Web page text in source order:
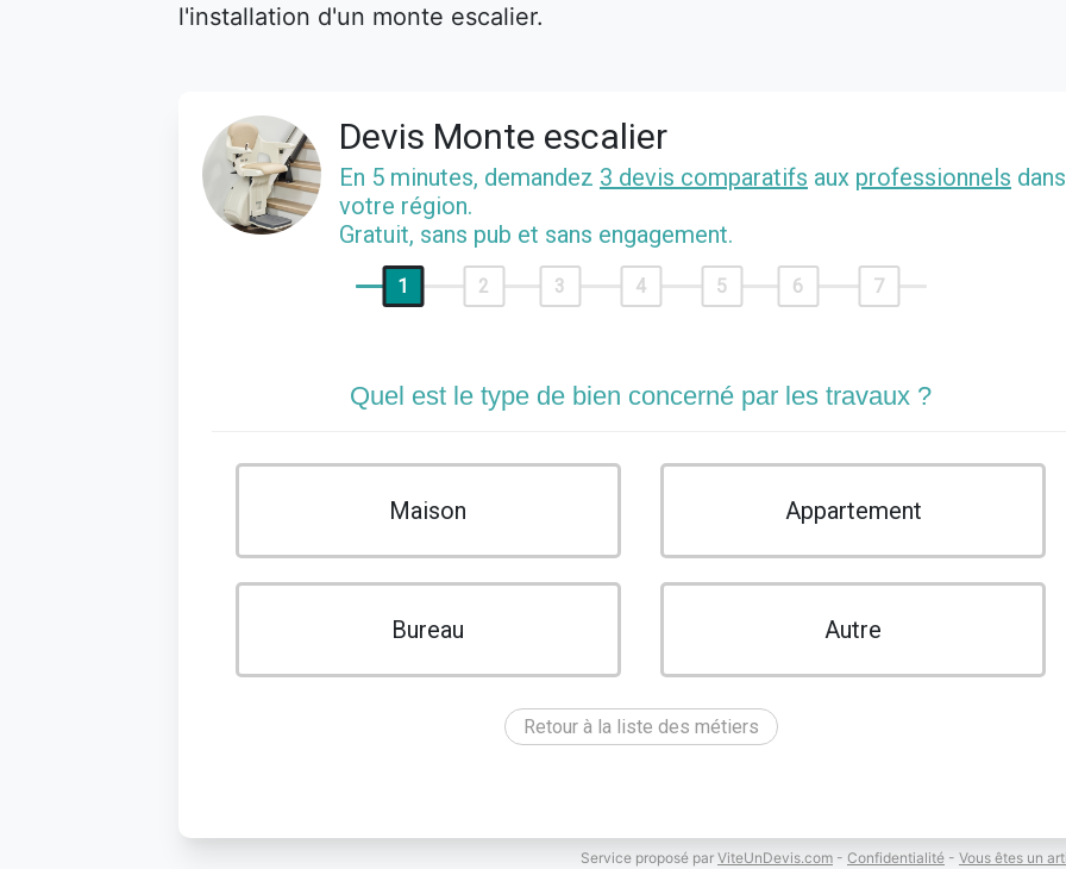
l'installation d'un monte escalier.
Devis Monte escalier
En 5 minutes, demandez 3 devis comparatifs aux professionnels dans
votre région.
Gratuit, sans pub et sans engagement.
1 2 3 4 5 6 7
Quel est le type de bien concerné par les travaux ?
Maison Appartement
Bureau Autre
Retour à la liste des métiers
Service proposé par ViteUnDevis.com - Confidentialité - Vous êtes un